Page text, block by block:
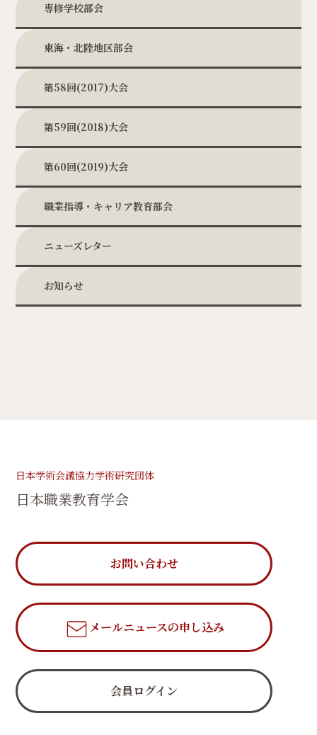
専修学校部会
東海・北陸地区部会
第58回(2017)大会
第59回(2018)大会
第60回(2019)大会
職業指導・キャリア教育部会
ニューズレター
お知らせ
日本学術会議協力学術研究団体
日本職業教育学会
お問い合わせ
メールニュースの申し込み
会員ログイン